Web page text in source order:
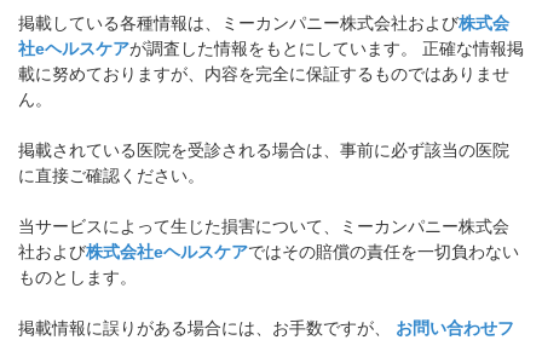
掲載している各種情報は、ミーカンパニー株式会社および株式会
社eヘルスケアが調査した情報をもとにしています。 正確な情報掲
載に努めておりますが、内容を完全に保証するものではありませ
ん。
掲載されている医院を受診される場合は、事前に必ず該当の医院
に直接ご確認ください。
当サービスによって生じた損害について、ミーカンパニー株式会
社および株式会社eヘルスケアではその賠償の責任を一切負わない
ものとします。
掲載情報に誤りがある場合には、お手数ですが、
お問い合わせフ